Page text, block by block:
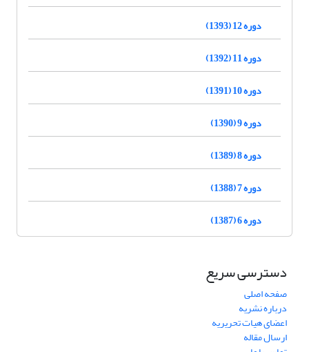
دوره 12 (1393)
دوره 11 (1392)
دوره 10 (1391)
دوره 9 (1390)
دوره 8 (1389)
دوره 7 (1388)
دوره 6 (1387)
دسترسی سریع
صفحه اصلی
درباره نشریه
اعضای هیات تحریریه
ارسال مقاله